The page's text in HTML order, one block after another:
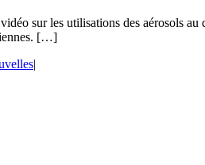
sur les utilisations des aérosols
[…]
|